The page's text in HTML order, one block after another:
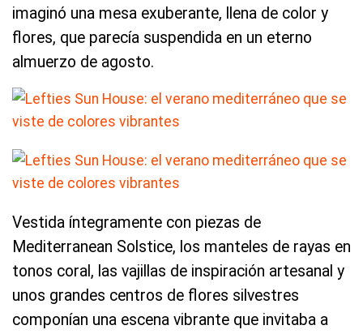
imaginó una mesa exuberante, llena de color y
flores, que parecía suspendida en un eterno
almuerzo de agosto.
Vestida íntegramente con piezas de
Mediterranean Solstice, los manteles de rayas en
tonos coral, las vajillas de inspiración artesanal y
unos grandes centros de flores silvestres
componían una escena vibrante que invitaba a